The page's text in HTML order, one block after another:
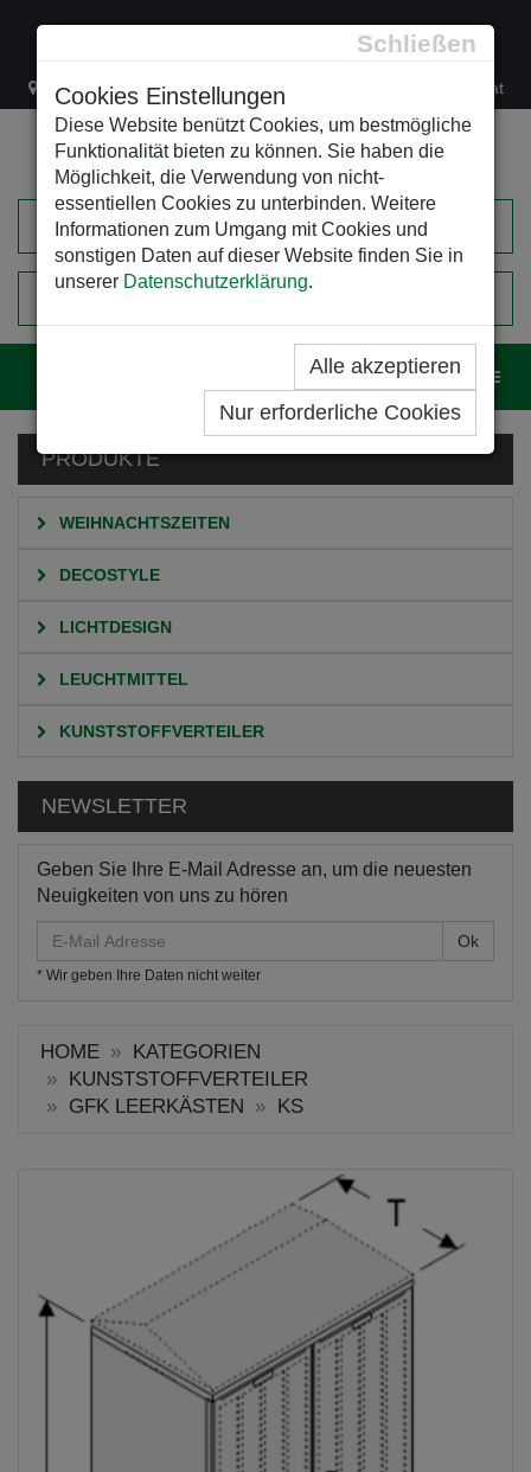
Schließen
Cookies Einstellungen
Diese Website benützt Cookies, um bestmögliche
Funktionalität bieten zu können. Sie haben die
Möglichkeit, die Verwendung von nicht-
essentiellen Cookies zu unterbinden. Weitere
Informationen zum Umgang mit Cookies und
sonstigen Daten auf dieser Website finden Sie in
unserer Datenschutzerklärung.
Alle akzeptieren
Nur erforderliche Cookies
Lacknergasse 78 +43/1/470 37 00 office@leso.at
EINKAUFSWAGEN
PRODUKTE
WEIHNACHTSZEITEN
DECOSTYLE
LICHTDESIGN
LEUCHTMITTEL
KUNSTSTOFFVERTEILER
NEWSLETTER
Geben Sie Ihre E-Mail Adresse an, um die neuesten
Neuigkeiten von uns zu hören
Mail
Adresse
* Wir geben Ihre Daten nicht weiter
HOME
KATEGORIEN
KUNSTSTOFFVERTEILER
GFK LEERKÄSTEN
KS